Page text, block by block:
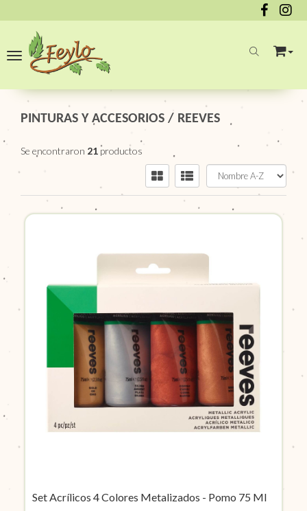
Toggle navigation
PINTURAS Y ACCESORIOS / REEVES
Se encontraron 21 productos
Set Acrílicos 4 Colores Metalizados - Pomo 75 Ml